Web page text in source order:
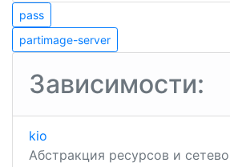
Навигация
по
записям
pass
pass
partimage-
server
partimage-server
Зависимости:
kio
Абстракция ресурсов и